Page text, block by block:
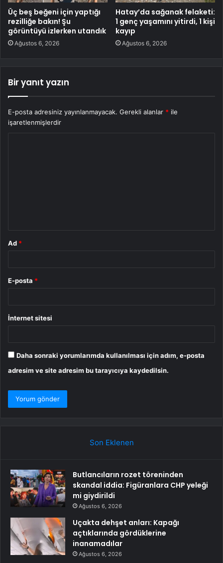
Üç beş beğeni için yaptığı
rezilliğe bakın! Şu
görüntüyü izlerken utandık
Ağustos 6, 2026
Hatay’da sağanak felaketi:
1 genç yaşamını yitirdi, 1 kişi
kayıp
Ağustos 6, 2026
Bir yanıt yazın
E-posta adresiniz yayınlanmayacak. Gerekli alanlar * ile
işaretlenmişlerdir
Ad *
E-posta *
İnternet sitesi
Daha sonraki yorumlarımda kullanılması için adım, e-posta
adresim ve site adresim bu tarayıcıya kaydedilsin.
Son Eklenen
Butlancıların rozet töreninden
skandal iddia: Figüranlara CHP yeleği
mi giydirildi
Ağustos 6, 2026
Uçakta dehşet anları: Kapağı
açtıklarında gördüklerine
inanamadılar
Ağustos 6, 2026